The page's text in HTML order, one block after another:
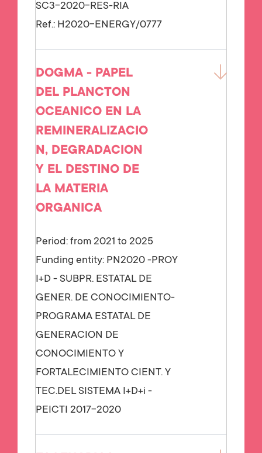
SC3-2020-RES-RIA
Ref.: H2020-ENERGY/0777
DOGMA - PAPEL
DEL PLANCTON
OCEANICO EN LA
REMINERALIZACIO
N, DEGRADACION
Y EL DESTINO DE
LA MATERIA
ORGANICA
Period: from 2021 to 2025
Funding entity: PN2020 -PROY
I+D - SUBPR. ESTATAL DE
GENER. DE CONOCIMIENTO-
PROGRAMA ESTATAL DE
GENERACION DE
CONOCIMIENTO Y
FORTALECIMIENTO CIENT. Y
TEC.DEL SISTEMA I+D+i -
PEICTI 2017-2020